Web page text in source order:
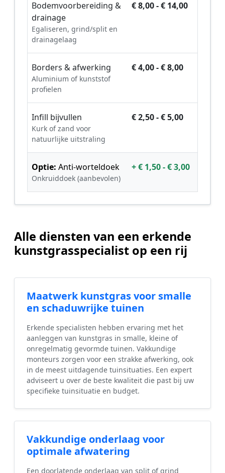
Bodemvoorbereiding &
drainage
Egaliseren, grind/split en
drainagelaag
€ 8,00 - € 14,00
Borders & afwerking
Aluminium of kunststof
profielen
€ 4,00 - € 8,00
Infill bijvullen
Kurk of zand voor
natuurlijke uitstraling
€ 2,50 - € 5,00
Optie: Anti-worteldoek
Onkruiddoek (aanbevolen)
+ € 1,50 - € 3,00
Alle diensten van een erkende
kunstgrasspecialist op een rij
Maatwerk kunstgras voor smalle
en schaduwrijke tuinen
Erkende specialisten hebben ervaring met het
aanleggen van kunstgras in smalle, kleine of
onregelmatig gevormde tuinen. Vakkundige
monteurs zorgen voor een strakke afwerking, ook
in de meest uitdagende tuinsituaties. Een expert
adviseert u over de beste kwaliteit die past bij uw
specifieke tuinsituatie en budget.
Vakkundige onderlaag voor
optimale afwatering
Een doorlatende onderlaag van split of grind